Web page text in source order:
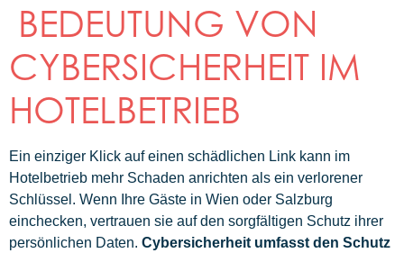
BEDEUTUNG VON
CYBERSICHERHEIT IM
HOTELBETRIEB
Ein einziger Klick auf einen schädlichen Link kann im
Hotelbetrieb mehr Schaden anrichten als ein verlorener
Schlüssel. Wenn Ihre Gäste in Wien oder Salzburg
einchecken, vertrauen sie auf den sorgfältigen Schutz ihrer
persönlichen Daten. Cybersicherheit umfasst den Schutz